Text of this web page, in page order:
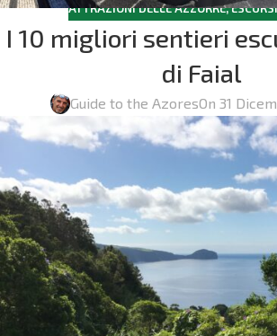
ATTRAZIONI DELLE AZZORRE,
I 10 migliori sentieri
di Faial
Guide to the AzoresOn 31